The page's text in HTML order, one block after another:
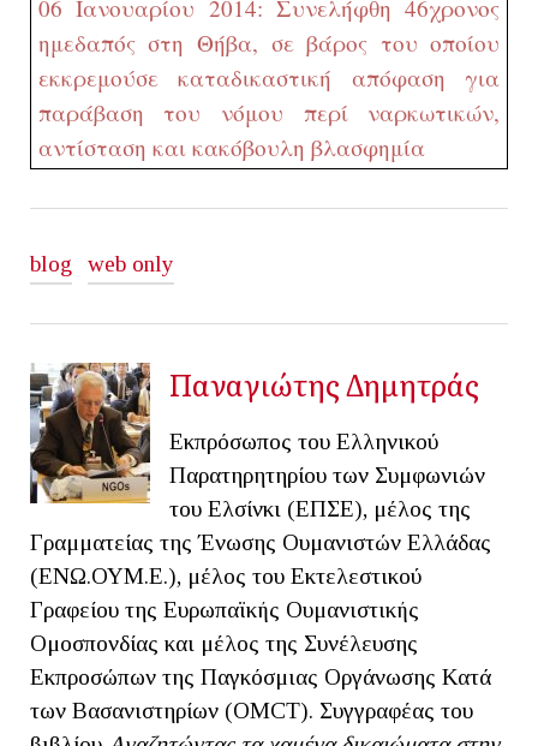
06 Ιανουαρίου 2014: Συνελήφθη 46χρονος
ημεδαπός στη Θήβα, σε βάρος του οποίου
εκκρεμούσε καταδικαστική απόφαση για
παράβαση του νόμου περί ναρκωτικών,
αντίσταση και κακόβουλη βλασφημία
blog web only
Παναγιώτης Δημητράς
Εκπρόσωπος του Ελληνικού
Παρατηρητηρίου των Συμφωνιών
του Ελσίνκι (ΕΠΣΕ), μέλος της
Γραμματείας της Ένωσης Ουμανιστών Ελλάδας
(ΕΝΩ.ΟΥΜ.Ε.), μέλος του Εκτελεστικού
Γραφείου της Ευρωπαϊκής Ουμανιστικής
Ομοσπονδίας και μέλος της Συνέλευσης
Εκπροσώπων της Παγκόσμιας Οργάνωσης Κατά
των Βασανιστηρίων (OMCT). Συγγραφέας του